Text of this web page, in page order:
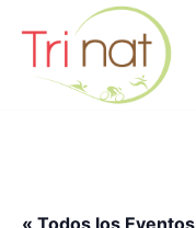
contenido
« Todos los Eventos